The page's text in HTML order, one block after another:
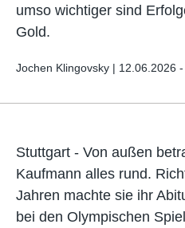
umso wichtiger sind
Gold.
Jochen Klingovsky | 12.06.2026
Stuttgart - Von außen
Kaufmann alles rund.
Jahren machte sie ihr
bei den Olympischen